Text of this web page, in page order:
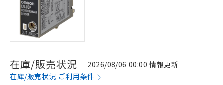
在庫/販売状況
2026/08/06 00:00 情報更新
在庫/販売状況 ご利用条件